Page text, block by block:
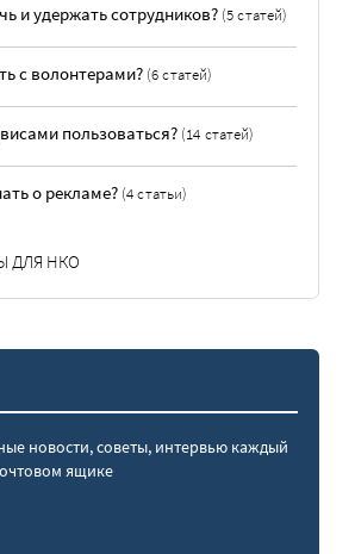
и удержать сотрудников? (5 статей)
с волонтерами? (6 статей)
пользоваться? (14 статей)
о рекламе? (4 статьи)
ДЛЯ НКО
новости, советы, интервью каждый
ящике